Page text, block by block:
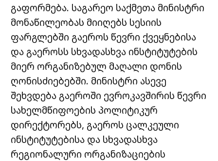
გაფორმება. საგარეო საქმეთა მინისტრი
მონაწილეობას მიიღებს სესიის
ფარგლებში გაეროს წევრი ქვეყნებისა
და გაეროსს სხვადასხვა ინსტიტუტების
მიერ ორგანიზებულ მაღალი დონის
ღონისძიებებში. მინისტრი ასევე
შეხვდება გაეროში ევროკავშირის წევრი
სახელმწიფოების პოლიტიკურ
დირექტორებს, გაეროს ცალკეული
ინსტიტუტებისა და სხვადასხვა
რეგიონალური ორგანიზაციების